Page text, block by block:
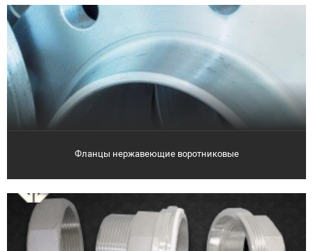
Фланцы нержавеющие воротниковые